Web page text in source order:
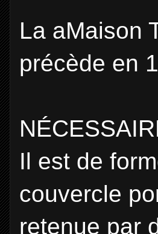
La aMaison
précède en
Il est de
couvercle
retenue par